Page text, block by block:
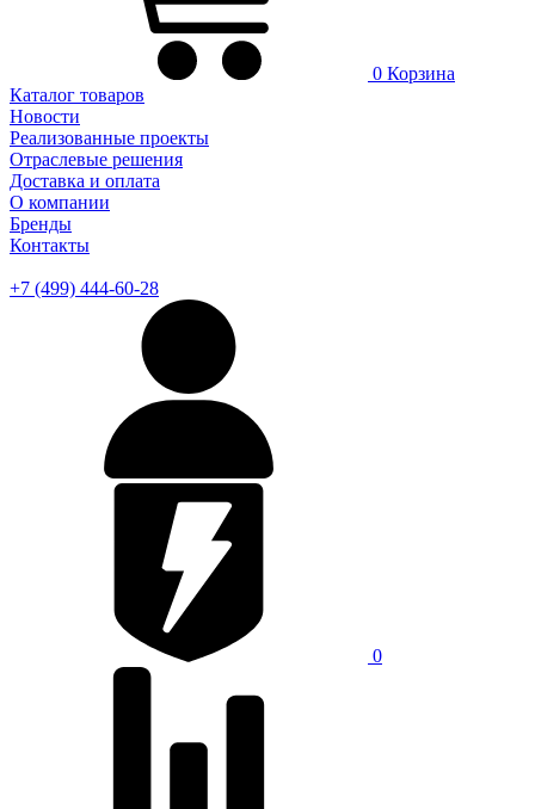
0 Корзина
Каталог товаров
Новости
Реализованные проекты
Отраслевые решения
Доставка и оплата
О компании
Бренды
Контакты
+7 (499) 444-60-28
0